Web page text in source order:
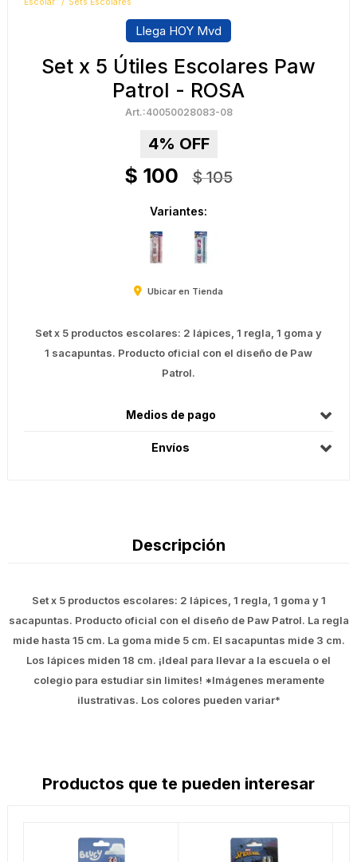
Escolar Sets Escolares
Llega HOY Mvd
Set x 5 Útiles Escolares Paw
Patrol - ROSA
40050028083-08
4
$ 100 $ 105
Variantes:
Ubicar en Tienda
Set x 5 productos escolares: 2 lápices, 1 regla, 1 goma y
1 sacapuntas. Producto oficial con el diseño de Paw
Patrol.
Medios de pago
Envíos
Descripción
Set x 5 productos escolares: 2 lápices, 1 regla, 1 goma y 1
sacapuntas. Producto oficial con el diseño de Paw Patrol. La regla
mide hasta 15 cm. La goma mide 5 cm. El sacapuntas mide 3 cm.
Los lápices miden 18 cm. ¡Ideal para llevar a la escuela o el
colegio para estudiar sin limites! *Imágenes meramente
ilustrativas. Los colores pueden variar*
Productos que te pueden interesar